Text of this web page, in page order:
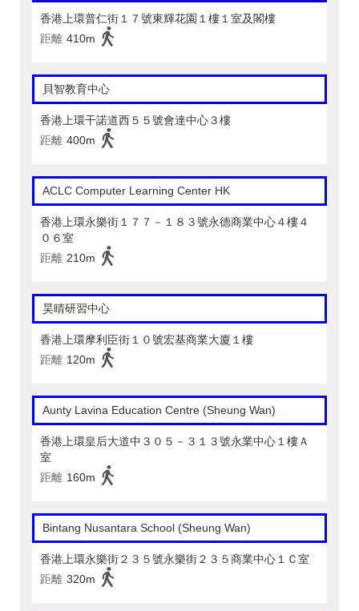
香港上環普仁街１７號東輝花園１樓１室及閣樓
距離 410m
貝智教育中心
香港上環干諾道西５５號會達中心３樓
距離 400m
ACLC Computer Learning Center HK
香港上環永樂街１７７－１８３號永德商業中心４樓４
０６室
距離 210m
昊晴研習中心
香港上環摩利臣街１０號宏基商業大廈１樓
距離 120m
Aunty Lavina Education Centre (Sheung Wan)
香港上環皇后大道中３０５－３１３號永業中心１樓Ａ
室
距離 160m
Bintang Nusantara School (Sheung Wan)
香港上環永樂街２３５號永樂街２３５商業中心１Ｃ室
距離 320m